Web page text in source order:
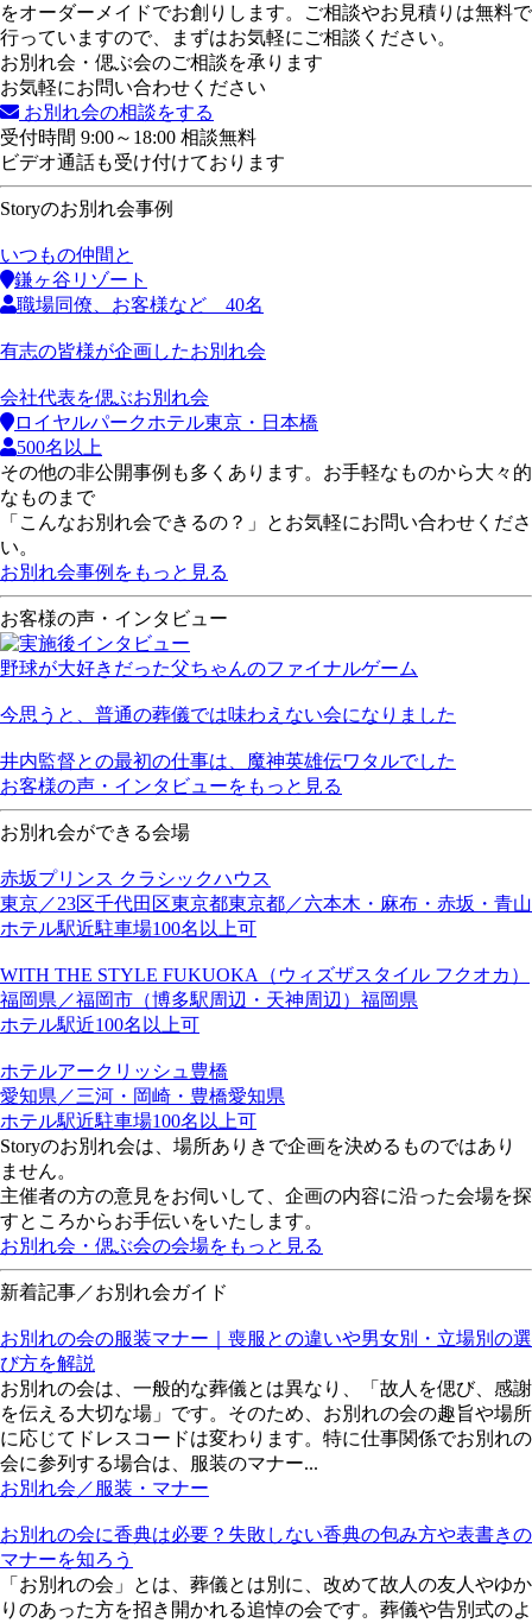
をオーダーメイドでお創りします。ご相談やお見積りは無料で
行っていますので、まずはお気軽にご相談ください。
お別れ会・偲ぶ会のご相談を承ります
お気軽にお問い合わせください
お別れ会の相談をする
受付時間 9:00～18:00 相談無料
ビデオ通話も受け付けております
Storyのお別れ会事例
いつもの仲間と
鎌ヶ谷リゾート
職場同僚、お客様など 40名
有志の皆様が企画したお別れ会
会社代表を偲ぶお別れ会
ロイヤルパークホテル東京・日本橋
500名以上
その他の非公開事例も多くあります。お手軽なものから大々的
なものまで
「こんなお別れ会できるの？」とお気軽にお問い合わせくださ
い。
お別れ会事例をもっと見る
お客様の声・インタビュー
野球が大好きだった父ちゃんのファイナルゲーム
今思うと、普通の葬儀では味わえない会になりました
井内監督との最初の仕事は、魔神英雄伝ワタルでした
お客様の声・インタビューをもっと見る
お別れ会ができる会場
赤坂プリンス クラシックハウス
東京／23区千代田区東京都東京都／六本木・麻布・赤坂・青山
ホテル駅近駐車場100名以上可
WITH THE STYLE FUKUOKA（ウィズザスタイル フクオカ）
福岡県／福岡市（博多駅周辺・天神周辺） 福岡県
ホテル駅近100名以上可
ホテルアークリッシュ豊橋
愛知県／三河・岡崎・豊橋愛知県
ホテル駅近駐車場100名以上可
Storyのお別れ会は、場所ありきで企画を決めるものではあり
ません。
主催者の方の意見をお伺いして、企画の内容に沿った会場を探
すところからお手伝いをいたします。
お別れ会・偲ぶ会の会場をもっと見る
新着記事／お別れ会ガイド
お別れの会の服装マナー｜喪服との違いや男女別・立場別の選
び方を解説
お別れの会は、一般的な葬儀とは異なり、「故人を偲び、感謝
を伝える大切な場」です。そのため、お別れの会の趣旨や場所
に応じてドレスコードは変わります。特に仕事関係でお別れの
会に参列する場合は、服装のマナー...
お別れ会／服装・マナー
お別れの会に香典は必要？失敗しない香典の包み方や表書きの
マナーを知ろう
「お別れの会」とは、葬儀とは別に、改めて故人の友人やゆか
りのあった方を招き開かれる追悼の会です。葬儀や告別式のよ